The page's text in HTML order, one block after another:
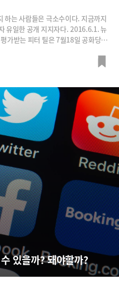
하는 사람들은 극소수이다. 지금까지
유일한 공개 지지자다. 2016.6.1. 뉴
가받는 피터 틸은 7월18일 공화당 전
리 리더들이 공개편지를 발표했다.
있을까? 돼야할까?